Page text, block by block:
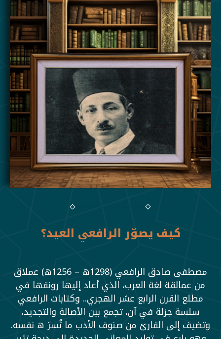
كيف يصوّر الرافعي العيد؟
مصطفى صادق الرافعي (1298ه – 1256ه) عملاق
من عمالقة لغة العرب، الذي أعاد إليها رونقها في
مطلع القرن الرابع عشر الهجري.. وكتابات الرافعي
سلسة جزلة في آن، تجمع بين الأصالة والتجديد،
وتضيف إلى القارئ من صنوف الأدب ما تُسرّ ه نفسه.